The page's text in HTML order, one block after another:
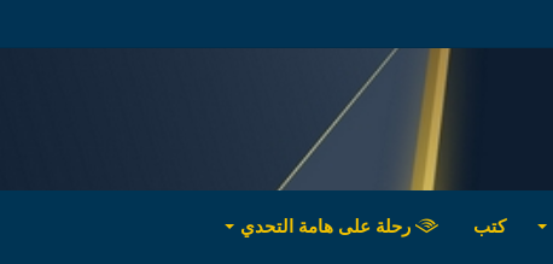
كتب رحلة على هامة التحدي